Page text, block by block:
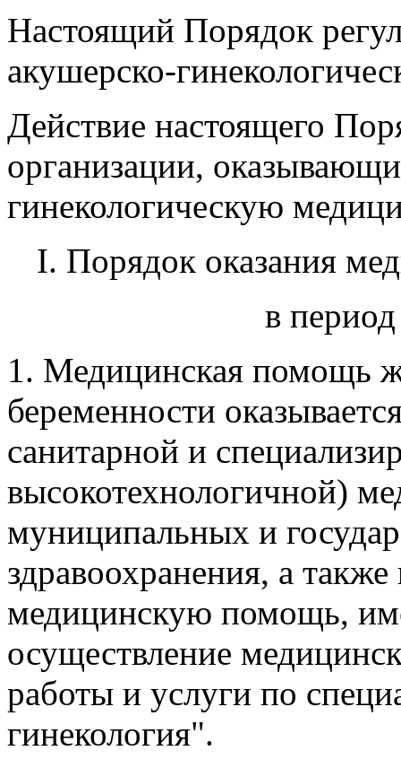
Настоящий Порядок
акушерско-
Действие настоящего
организации,
гинекологическую
I. Порядок оказания
в
1. Медицинская помощь
беременности
санитарной и
высокотехнологичной)
муниципальных и
здравоохранения, а
медицинскую помощь,
осуществление
работы и услуги по
гинекология".